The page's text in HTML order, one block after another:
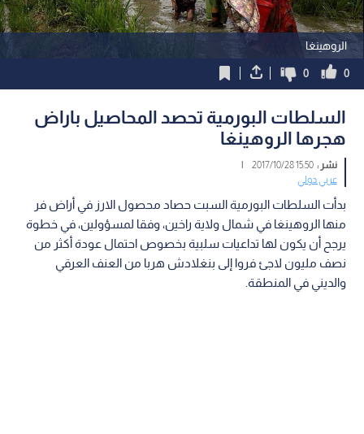
الروهينغا
0
0
السلطات البورمية تحصد المحاصيل باراض
هجرها الروهينغا
نشر :15:50 2017/10/28
|
عربي دولي
بدأت السلطات البورمية السبت حصاد محصول الارز في أراض فر
منها الروهينغا في شمال ولاية راخين، وفقا لمسؤولين، في خطوة
يرجح أن يكون لها تداعيات سلبية بخصوص احتمال عودة أكثر من
نصف مليون لاجئ فروا إلى بنغلادش هربا من العنف العرقي
والديني في المنطقة.